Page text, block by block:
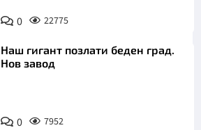
0 22775
Наш гигант позлати беден град.
Нов завод
0 7952